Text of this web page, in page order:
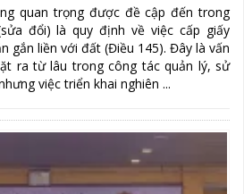
quan trọng được đề cập đến trong
đổi) là quy định về việc cấp giấy
gắn liền với đất (Điều 145). Đây là vấn
ra từ lâu trong công tác quản lý, sử
việc triển khai nghiên ...